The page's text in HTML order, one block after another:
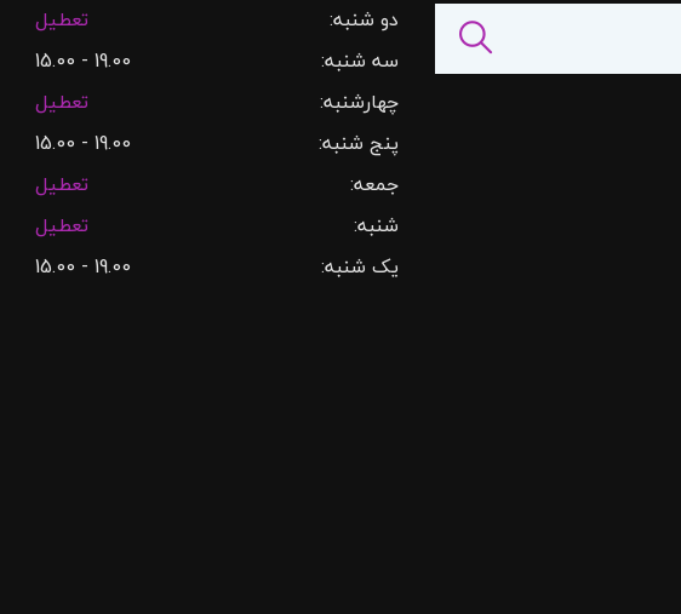
دو شنبه:
تعطیل
سه شنبه:
19.00 - 15.00
چهارشنبه:
تعطیل
پنج شنبه:
19.00 - 15.00
جمعه:
تعطیل
شنبه:
تعطیل
یک شنبه:
19.00 - 15.00